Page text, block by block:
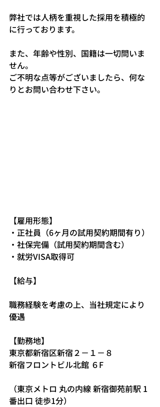
弊社では人柄を重視した採用を積極的
に行っております。
また、年齢や性別、国籍は一切問いま
せん。
ご不明な点等がございましたら、何な
りとお問い合わせ下さい。
【雇用形態】
・正社員（6ヶ月の試用契約期間有り）
・社保完備（試用契約期間含む）
・就労VISA取得可
【給与】
職務経験を考慮の上、当社規定により
優遇
【勤務地】
東京都新宿区新宿２－１－８
新宿フロントビル北館 ６F
（東京メトロ 丸の内線 新宿御苑前駅 1
番出口 徒歩1分）